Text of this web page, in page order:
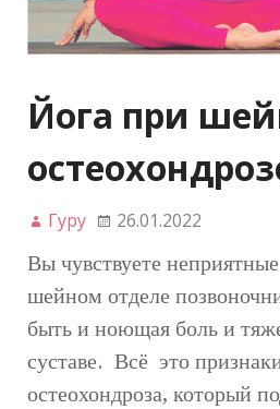
Йога при
Гуру 26.01.2022
Вы чувствуете
шейном отделе
быть и ноющая боль и
суставе. Всё это
остеохондроза, который